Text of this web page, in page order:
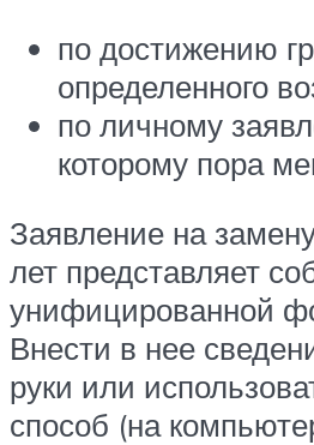
по достижению
определенного
по личному
которому пора
Заявление на
лет представляет
унифицированной
Внести в нее
руки или
способ (на